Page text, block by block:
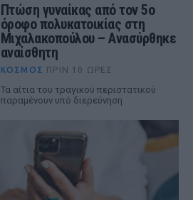
Πτώση γυναίκας από τον 5ο
όροφο πολυκατοικίας στη
Μιχαλακοπούλου – Ανασύρθηκε
αναίσθητη
ΚΌΣΜΟΣ ΠΡΙΝ 10 ΏΡΕΣ
Τα αίτια του τραγικού περιστατικού
παραμένουν υπό διερεύνηση